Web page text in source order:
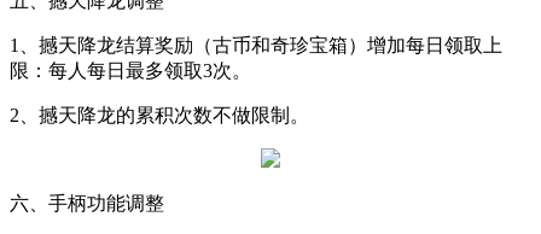
1
、撼天降龙结算奖励（古币和奇珍宝箱）增加每日领取上
限：每人每日最多领取3次。
2 、撼天降龙的累积次数不做限制。
六、手柄功能调整